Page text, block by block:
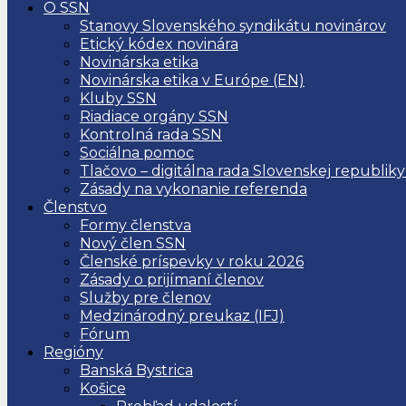
O SSN
Stanovy Slovenského syndikátu novinárov
Etický kódex novinára
Novinárska etika
Novinárska etika v Európe (EN)
Kluby SSN
Riadiace orgány SSN
Kontrolná rada SSN
Sociálna pomoc
Tlačovo – digitálna rada Slovenskej republiky
Zásady na vykonanie referenda
Členstvo
Formy členstva
Nový člen SSN
Členské príspevky v roku 2026
Zásady o prijímaní členov
Služby pre členov
Medzinárodný preukaz (IFJ)
Fórum
Regióny
Banská Bystrica
Košice